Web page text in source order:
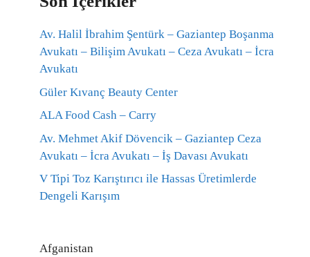
Av. Halil İbrahim Şentürk – Gaziantep Boşanma
Avukatı – Bilişim Avukatı – Ceza Avukatı – İcra
Avukatı
Güler Kıvanç Beauty Center
ALA Food Cash – Carry
Av. Mehmet Akif Dövencik – Gaziantep Ceza
Avukatı – İcra Avukatı – İş Davası Avukatı
V Tipi Toz Karıştırıcı ile Hassas Üretimlerde
Dengeli Karışım
Afganistan